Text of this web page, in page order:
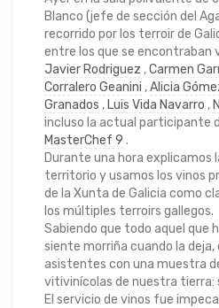
Blanco (jefe de sección del
recorrido por los terroir de
entre los que se encontraban
Javier Rodriguez ,Carmen
Corralero Geanini ,Alicia
Granados , Luis Vida Navarro ,
incluso la actual participante
MasterChef 9 .
Durante una hora explicamos
territorio y usamos los vinos
de la Xunta de Galicia como
los múltiples terroirs gallegos.
Sabiendo que todo aquel que
siente morriña cuando la deja,
asistentes con una muestra
vitivinícolas de nuestra tierra:
El servicio de vinos fue